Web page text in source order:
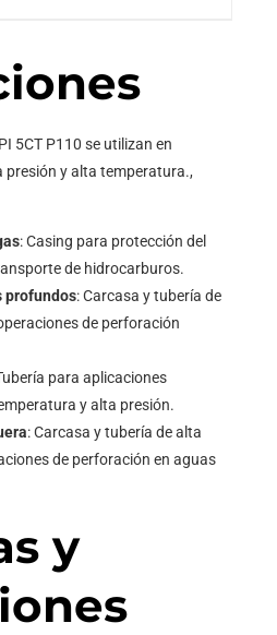
5CT P110 se utilizan en
presión y alta temperatura.,
: Casing para protección del
de hidrocarburos.
profundos: Carcasa y tubería de
de perforación
para aplicaciones
y alta presión.
: Carcasa y tubería de alta
de perforación en aguas
y